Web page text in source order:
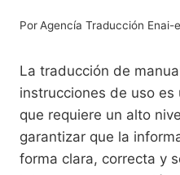
PorAgencía Traducción Enai-e
La traducción de
instrucciones de uso
que requiere un alto
garantizar que la
forma clara, correcta y